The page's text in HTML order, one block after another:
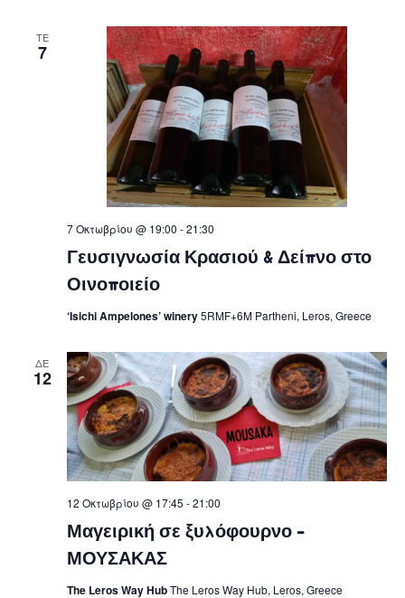
ΤΕ
7
Γευσιγνωσία Κρασιού & Δείπνο στο
Οινοποιείο
7 Οκτωβρίου @ 19:00 -21:30
‘Isichi Ampelones’ winery5RMF+6M Partheni, Leros, Greece
ΔΕ
12
Μαγειρική σε ξυλόφουρνο –
ΜΟΥΣΑΚΑΣ
12 Οκτωβρίου @ 17:45 -21:00
The Leros Way HubThe Leros Way Hub, Leros, Greece